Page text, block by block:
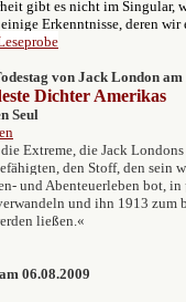
gibt es nicht im Singular,
Erkenntnisse, deren wir
von Jack London am
Dichter Amerikas
Seul
Extreme, die Jack
den Stoff, den sein
und Abenteuerleben bot,
und ihn 1913 zum
ließen.«
am 06.08.2009